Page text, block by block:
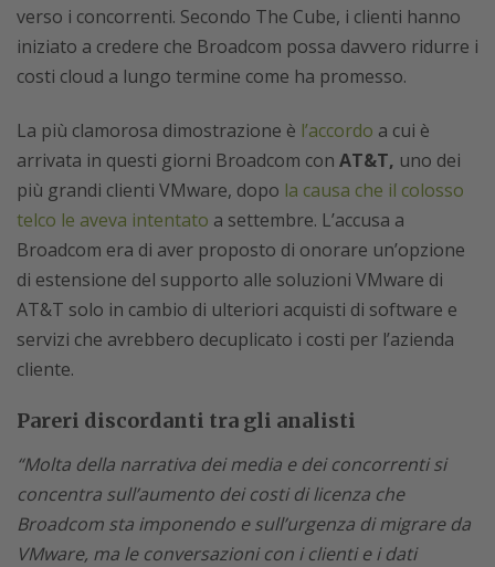
verso i concorrenti. Secondo The Cube, i clienti hanno
iniziato a credere che Broadcom possa davvero ridurre i
costi cloud a lungo termine come ha promesso.
La più clamorosa dimostrazione è l’accordo a cui è
arrivata in questi giorni Broadcom con AT&T, uno dei
più grandi clienti VMware, dopo la causa che il colosso
telco le aveva intentato a settembre. L’accusa a
Broadcom era di aver proposto di onorare un’opzione
di estensione del supporto alle soluzioni VMware di
AT&T solo in cambio di ulteriori acquisti di software e
servizi che avrebbero decuplicato i costi per l’azienda
cliente.
Pareri discordanti tra gli analisti
“Molta della narrativa dei media e dei concorrenti si
concentra sull’aumento dei costi di licenza che
Broadcom sta imponendo e sull’urgenza di migrare da
VMware, ma le conversazioni con i clienti e i dati